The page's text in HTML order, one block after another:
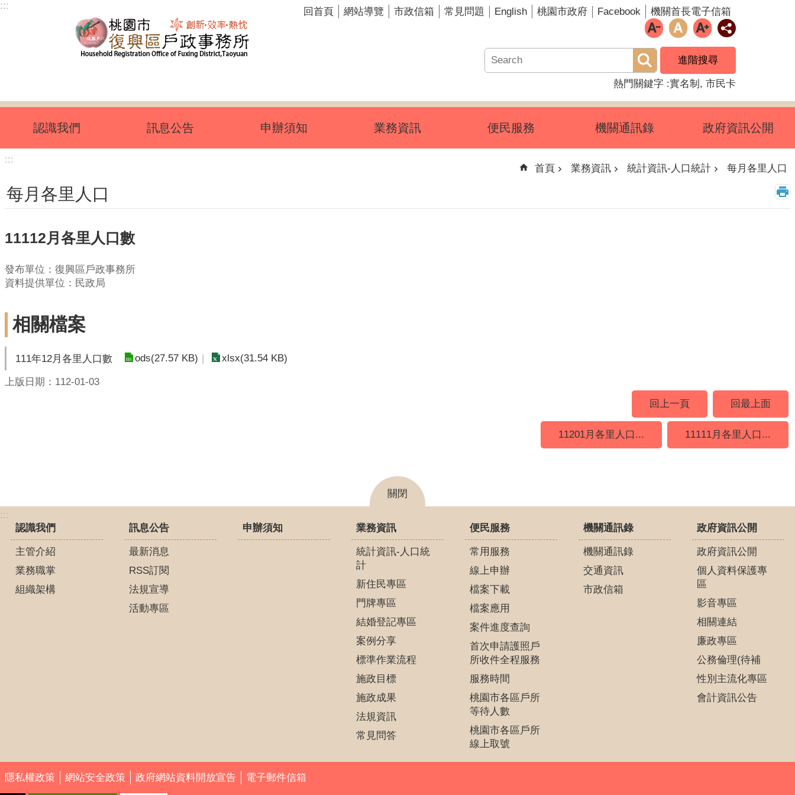
跳到主要內容區塊
:::
回首頁 網站導覽 市政信箱 常見問題 English 桃園市政府 Facebook 機關首長電子信箱
進階搜尋
熱門關鍵字 實名制 市民卡
認識我們 訊息公告 申辦須知 業務資訊 便民服務 機關通訊錄 政府資訊公開
:::
首頁 業務資訊 統計資訊-人口統計 每月各里人口
每月各里人口
11112月各里人口數
發布單位：復興區戶政事務所
資料提供單位：民政局
相關檔案
111年12月各里人口數 ods(27.57 KB) xlsx(31.54 KB)
上版日期：112-01-03
回上一頁
回最上面
11201月各里人口... 11111月各里人口...
關閉
:::
認識我們
主管介紹
業務職掌
組織架構
訊息公告
最新消息
RSS訂閱
法規宣導
活動專區
申辦須知 業務資訊
統計資訊-人口統
計
新住民專區
門牌專區
結婚登記專區
案例分享
標準作業流程
施政目標
施政成果
法規資訊
常見問答
便民服務
常用服務
線上申辦
檔案下載
檔案應用
案件進度查詢
首次申請護照戶
所收件全程服務
服務時間
桃園市各區戶所
等待人數
桃園市各區戶所
線上取號
機關通訊錄
機關通訊錄
交通資訊
市政信箱
政府資訊公開
政府資訊公開
個人資料保護專
區
影音專區
相關連結
廉政專區
公務倫理(待補
性別主流化專區
會計資訊公告
隱私權政策 網站安全政策 政府網站資料開放宣告 電子郵件信箱